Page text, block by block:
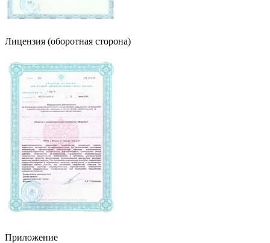
Лицензия (оборотная сторона)
Приложение